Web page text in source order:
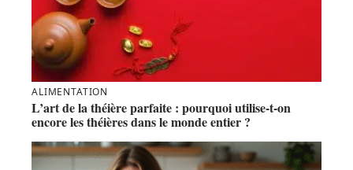
ALIMENTATION
L’art de la théière parfaite : pourquoi utilise-t-on
encore les théières dans le monde entier ?